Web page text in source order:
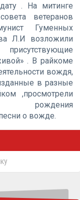
. На митинге
ветеранов
Гуменных
Л.И возложили
. В райкоме
вождя,
в разные
,просмотрели
о вожде.